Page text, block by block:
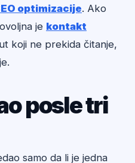
optimizacije. Ako
je kontakt
koji ne prekida čitanje,
posle tri
samo da li je jedna